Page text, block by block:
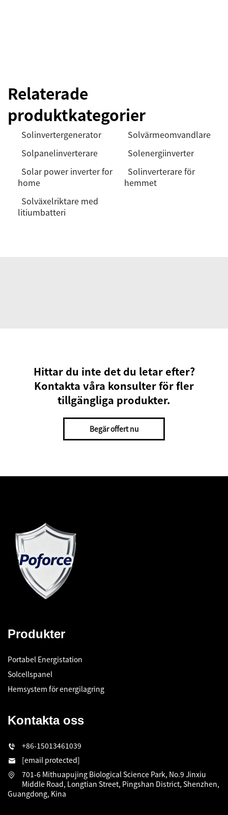
Relaterade
produktkategorier
Solinvertergenerator
Solvärmeomvandlare
Solpanelinverterare
Solenergiinverter
Solar power inverter for
home
Solinverterare för
hemmet
Solväxelriktare med
litiumbatteri
Hittar du inte det du letar efter?
Kontakta våra konsulter för fler
tillgängliga produkter.
Begär offert nu
Produkter
Portabel Energistation
Solcellspanel
Hemsystem för energilagring
Kontakta oss
+86-15013461039
[email protected]
701-6 Mithuapujing Biological Science Park, No.9 Jinxiu
Middle Road, Longtian Street, Pingshan District, Shenzhen,
Guangdong, Kina